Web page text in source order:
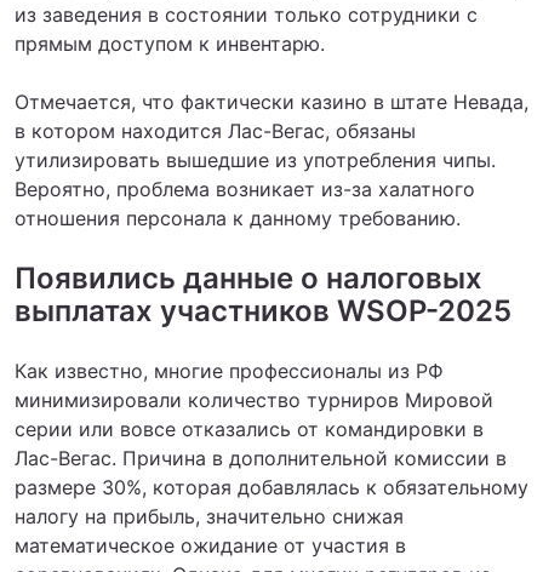
из заведения в состоянии только сотрудники с
прямым доступом к инвентарю.
Отмечается, что фактически казино в штате Невада,
в котором находится Лас-Вегас, обязаны
утилизировать вышедшие из употребления чипы.
Вероятно, проблема возникает из-за халатного
отношения персонала к данному требованию.
Появились данные о налоговых
выплатах участников WSOP-2025
Как известно, многие профессионалы из РФ
минимизировали количество турниров Мировой
серии или вовсе отказались от командировки в
Лас-Вегас. Причина в дополнительной комиссии в
размере 30%, которая добавлялась к обязательному
налогу на прибыль, значительно снижая
математическое ожидание от участия в